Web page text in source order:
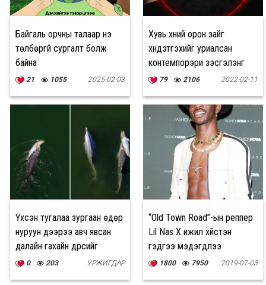
Байгаль орчны талаар үнэ
төлбөргүй сургалт болж
байна
21 1055 2025-02-03
Хувь хүний орон зайг
хүндэтгэхийг уриалсан
контемпорэри үзэсгэлэнг
нээнэ
79 2106 2022-02-11
Үхсэн тугалаа зургаан өдөр
нуруун дээрээ авч явсан
далайн гахайн дүрсийг
дроноор бичжээ
0 203 УРЖИГДАР
“Old Town Road”-ын реппер
Lil Nas X ижил хүйстэн
гэдгээ мэдэгдлээ
1800 7950 2019-07-03